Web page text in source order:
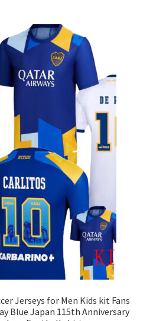
Jerseys for Men Kids kit Fans
Blue Japan 115th Anniversary